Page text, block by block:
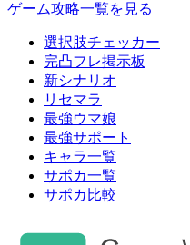
ゲーム攻略一覧を見る
選択肢チェッカー
完凸フレ掲示板
新シナリオ
リセマラ
最強ウマ娘
最強サポート
キャラ一覧
サポカ一覧
サポカ比較